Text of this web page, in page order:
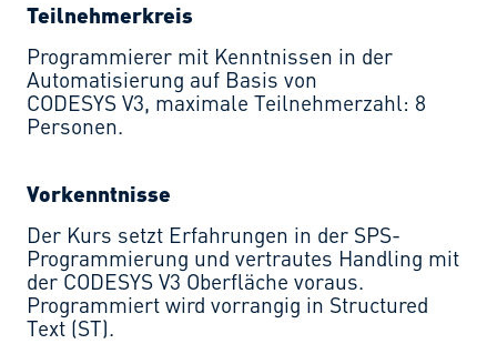
Teilnehmerkreis
Programmierer mit Kenntnissen in der
Automatisierung auf Basis von
CODESYS V3, maximale Teilnehmerzahl: 8
Personen.
Vorkenntnisse
Der Kurs setzt Erfahrungen in der SPS-
Programmierung und vertrautes Handling mit
der CODESYS V3 Oberfläche voraus.
Programmiert wird vorrangig in Structured
Text (ST).